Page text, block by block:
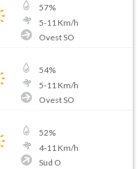
57%
5-11 Km/h
Ovest SO
54%
5-11 Km/h
Ovest SO
52%
4-11 Km/h
Sud O